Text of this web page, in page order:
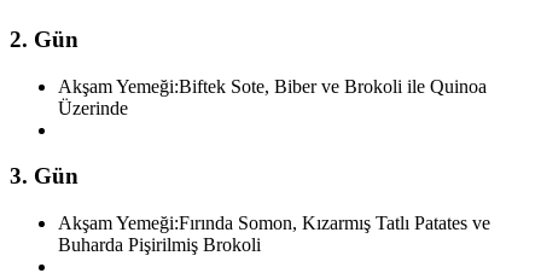
2. Gün
Akşam Yemeği:Biftek Sote, Biber ve Brokoli ile Quinoa
Üzerinde
3. Gün
Akşam Yemeği:Fırında Somon, Kızarmış Tatlı Patates ve
Buharda Pişirilmiş Brokoli